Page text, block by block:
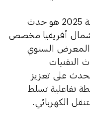
معرض ومؤتمر المركبات الكهربائية 2025 هو حدث
أفريقيا مخصص
المعرض السنوي
التقنيات
على تعزيز
تفاعلية تسلط
الكهربائي.